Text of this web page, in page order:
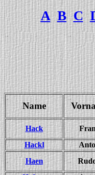
A B C
Name
Hack
Hackl
Haen